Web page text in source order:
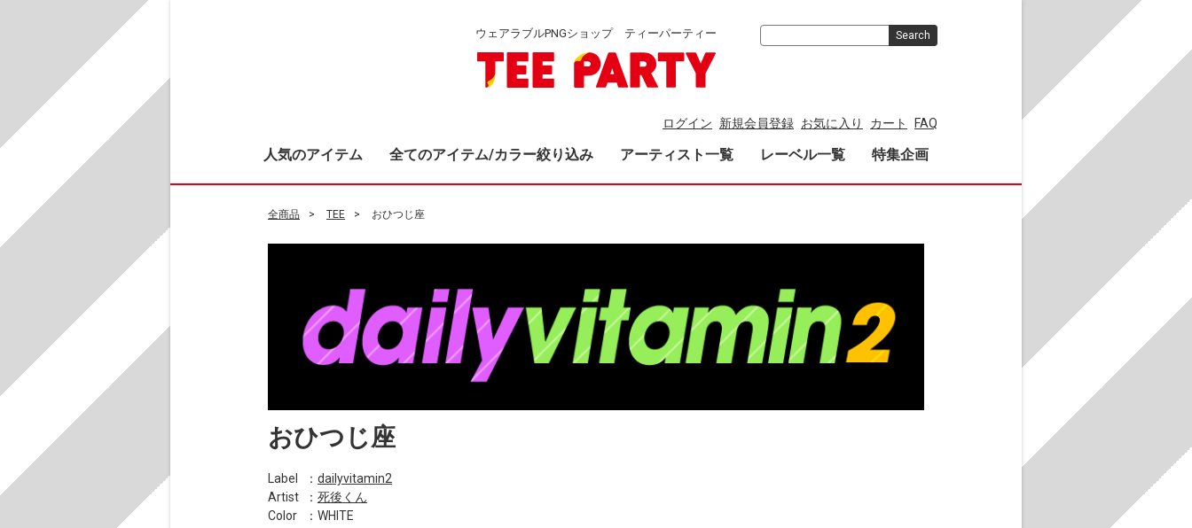
ウェアラブルPNGショップ ティーパーティー
ログイン 新規会員登録 お気に入り カート FAQ
人気のアイテム 全てのアイテム/カラー絞り込み アーティスト一覧 レーベル一覧 特集企画
Search
全商品 TEE おひつじ座
おひつじ座
Label ： dailyvitamin2
Artist
： 死後くん
Color
：WHITE